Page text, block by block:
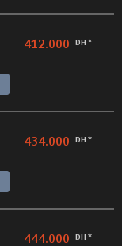
412.000 DH *
434.000 DH *
444.000 DH *